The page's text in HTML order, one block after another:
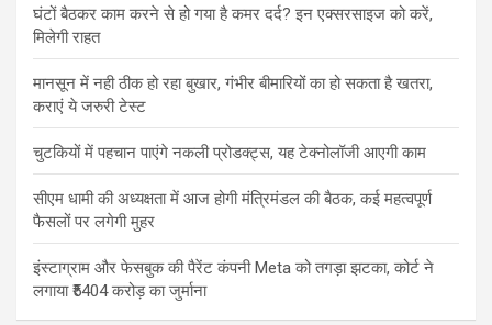
घंटों बैठकर काम करने से हो गया है कमर दर्द? इन एक्सरसाइज को करें,
मिलेगी राहत
मानसून में नही ठीक हो रहा बुखार, गंभीर बीमारियों का हो सकता है खतरा,
कराएं ये जरुरी टेस्ट
चुटकियों में पहचान पाएंगे नकली प्रोडक्ट्स, यह टेक्नोलॉजी आएगी काम
सीएम धामी की अध्यक्षता में आज होगी मंत्रिमंडल की बैठक, कई महत्वपूर्ण
फैसलों पर लगेगी मुहर
इंस्टाग्राम और फेसबुक की पैरेंट कंपनी Meta को तगड़ा झटका, कोर्ट ने
लगाया ₹5404 करोड़ का जुर्माना